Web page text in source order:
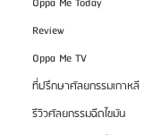
Review
Oppa Me TV
ที่ปรึกษาศัลยกรรมเกาหลี
รีวิวศัลยกรรมฉีดไขมัน